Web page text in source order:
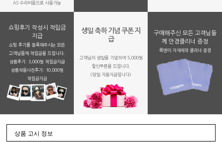
AS 수리비용으로 사용가능
쇼핑후기 작성시 적립금
지급
쇼핑 후기를 등록해주시는 모든
고객님들께 적립금을 드립니다.
상품후기: 3,000원 적립금지급
상품착용사진후기: 10,000원
적립금지금
생일 축하 기념 쿠폰 지
급
고객님의 생일을 기념하여 5,000원
할인쿠폰을 드립니다.
(당일 자동지급됩니다)
구매해주신 모든 고객님들
께 안경클리너 증정
룩앤미 자체제작 클리너 증정
상품 고시 정보